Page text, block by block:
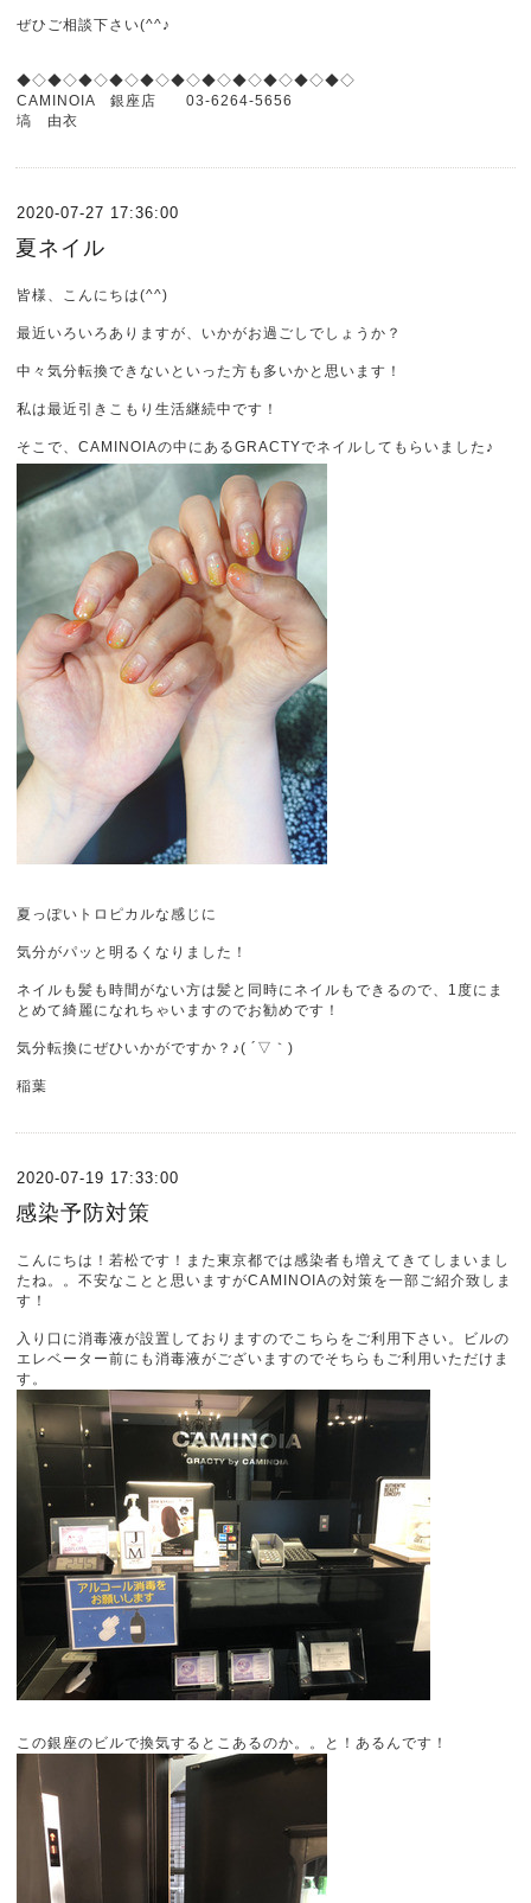
ぜひご相談下さい(^^♪
◆◇◆◇◆◇◆◇◆◇◆◇◆◇◆◇◆◇◆◇◆◇
CAMINOIA 銀座店 03-6264-5656
塙 由衣
2020-07-27 17:36:00
夏ネイル
皆様、こんにちは(^^)
最近いろいろありますが、いかがお過ごしでしょうか？
中々気分転換できないといった方も多いかと思います！
私は最近引きこもり生活継続中です！
そこで、CAMINOIAの中にあるGRACTYでネイルしてもらいました♪
夏っぽいトロピカルな感じに
気分がパッと明るくなりました！
ネイルも髪も時間がない方は髪と同時にネイルもできるので、1度にま
とめて綺麗になれちゃいますのでお勧めです！
気分転換にぜひいかがですか？♪( ´▽｀)
稲葉
2020-07-19 17:33:00
感染予防対策
こんにちは！若松です！また東京都では感染者も増えてきてしまいまし
たね。。不安なことと思いますがCAMINOIAの対策を一部ご紹介致しま
す！
入り口に消毒液が設置しておりますのでこちらをご利用下さい。ビルの
エレベーター前にも消毒液がございますのでそちらもご利用いただけま
す。
この銀座のビルで換気するとこあるのか。。と！あるんです！